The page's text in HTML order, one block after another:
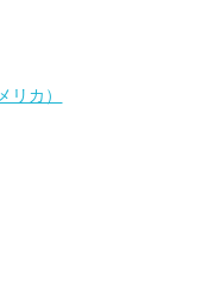
リカ）